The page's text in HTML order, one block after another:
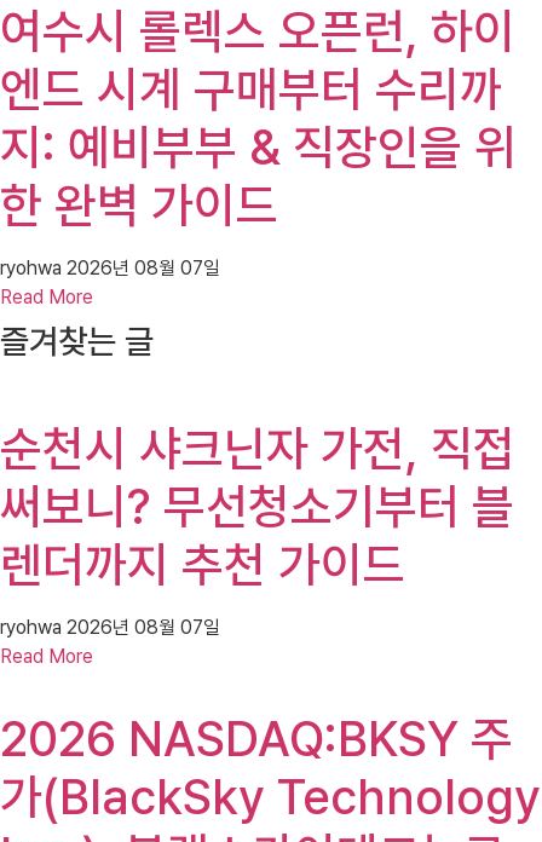
여수시 롤렉스 오픈런, 하이
엔드 시계 구매부터 수리까
지: 예비부부 & 직장인을 위
한 완벽 가이드
ryohwa 2026년 08월 07일
Read More
즐겨찾는 글
순천시 샤크닌자 가전, 직접
써보니? 무선청소기부터 블
렌더까지 추천 가이드
ryohwa 2026년 08월 07일
Read More
2026 NASDAQ:BKSY 주
가(BlackSky Technology